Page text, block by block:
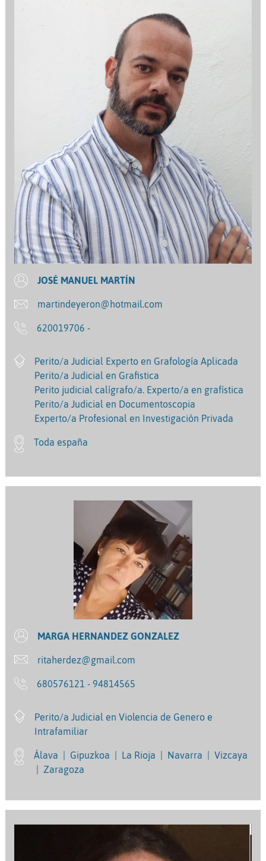
JOSÉ MANUEL MARTÍN
martindeyeron@hotmail.com
620019706 -
Perito/a Judicial Experto en Grafología Aplicada
Perito/a Judicial en Grafistica
Perito judicial calígrafo/a. Experto/a en grafística
Perito/a Judicial en Documentoscopia
Experto/a Profesional en Investigación Privada
Toda españa
MARGA HERNANDEZ GONZALEZ
ritaherdez@gmail.com
680576121 - 94814565
Perito/a Judicial en Violencia de Genero e
Intrafamiliar
Álava Gipuzkoa La Rioja Navarra
Vizcaya
Zaragoza